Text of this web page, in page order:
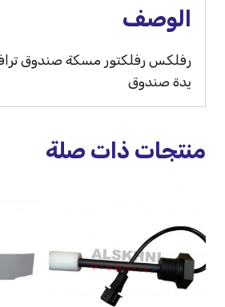
الوصف
رفلكس رفلكتور مسكة صندوق
يدة صندوق
منتجات ذات صلة